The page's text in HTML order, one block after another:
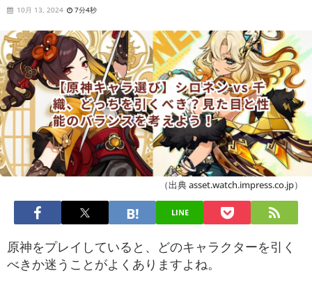
10月 13, 2024 7分4秒
（出典 asset.watch.impress.co.jp）
LINE
原神をプレイしていると、どのキャラクターを引く
べきか迷うことがよくありますよね。